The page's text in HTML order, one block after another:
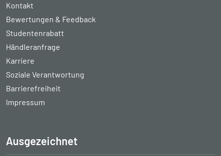
Kontakt
Bewertungen & Feedback
Studentenrabatt
Händleranfrage
Karriere
Soziale Verantwortung
Barrierefreiheit
Impressum
Ausgezeichnet